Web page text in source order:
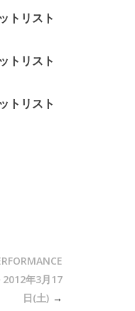
トリスト
トリスト
トリスト
年3月17
日(土)